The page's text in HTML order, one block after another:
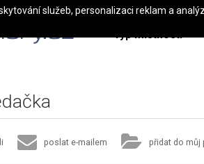
Typ místnosti
poslat e-mailem přidat do můj
služeb, personalizaci reklam a